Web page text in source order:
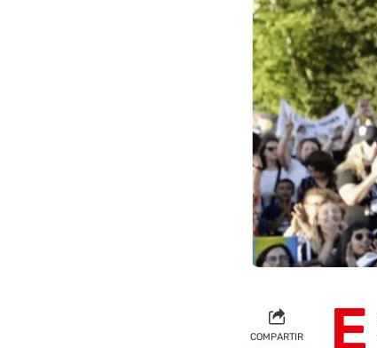
COMPARTIR E